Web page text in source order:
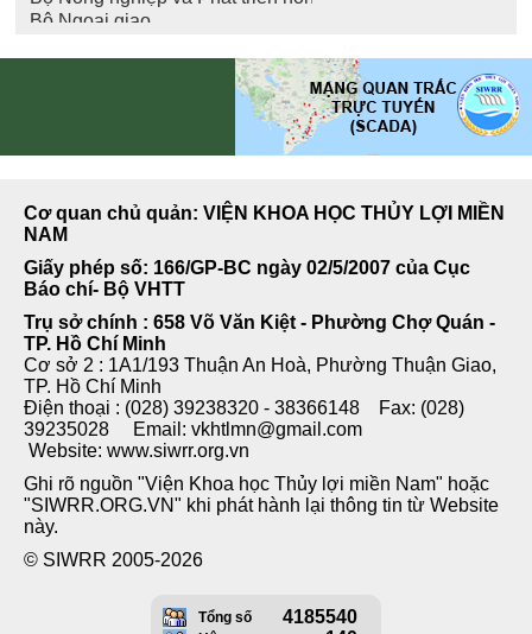
Cơ quan chủ quản: VIỆN KHOA HỌC THỦY LỢI MIỀN
NAM
Giấy phép số: 166/GP-BC ngày 02/5/2007 của Cục
Báo chí- Bộ VHTT
Trụ sở chính : 658 Võ Văn Kiệt - Phường Chợ Quán -
TP. Hồ Chí Minh
Cơ sở 2 : 1A1/193 Thuận An Hoà, Phường Thuận Giao,
TP. Hồ Chí Minh
Điện thoại : (028) 39238320 - 38366148 Fax: (028)
39235028 Email: vkhtlmn@gmail.com
Website: www.siwrr.org.vn
Ghi rõ nguồn "Viện Khoa học Thủy lợi miền Nam" hoặc
"SIWRR.ORG.VN" khi phát hành lại thông tin từ Website
này.
© SIWRR 2005-2026
Tổng số 4185540